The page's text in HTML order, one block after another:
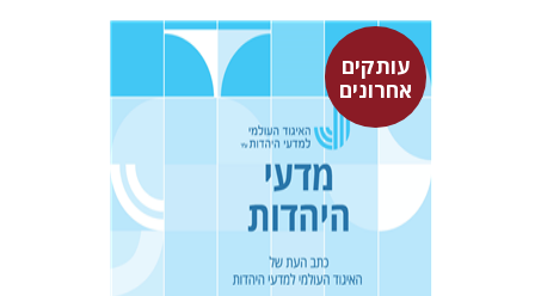
עותקים
אחרונים
איתמר גרינולד יעקב דויטש